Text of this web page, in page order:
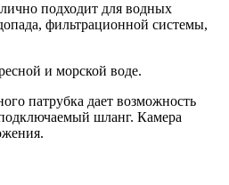
подходит для водных
фильтрационной системы,
и морской воде.
патрубка дает возможность
шланг. Камера